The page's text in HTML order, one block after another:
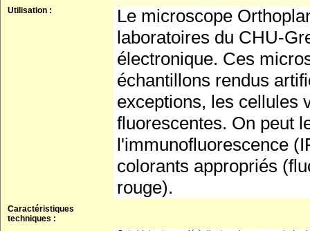
Utilisation :
Le microscope
laboratoires du CHU-
électronique. Ces
échantillons rendus
exceptions, les cellules
fluorescentes. On peut
l'immunofluorescence
colorants appropriés
rouge).
Caractéristiques
techniques :